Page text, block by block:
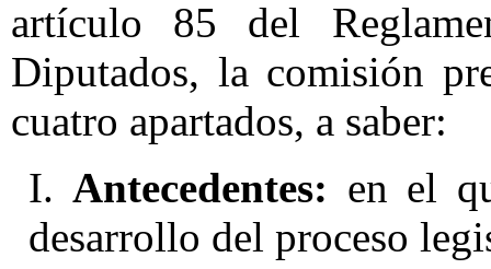
artículo 85 del
Diputados, la comisión
cuatro apartados, a saber:
I.Antecedentes: en el
desarrollo del proceso